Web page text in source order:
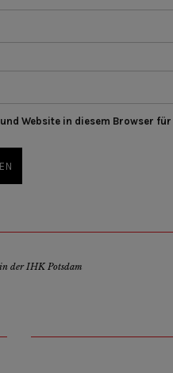
Website in diesem Browser
der IHK Potsdam